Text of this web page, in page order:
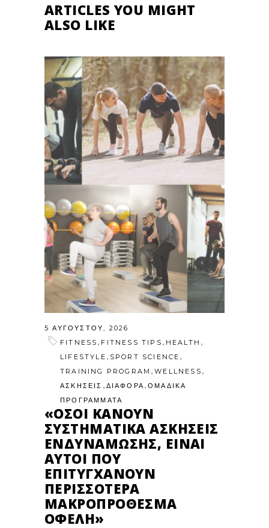
ARTICLES YOU MIGHT
ALSO LIKE
5 ΑΥΓΟΎΣΤΟΥ, 2026
FITNESS , FITNESS TIPS , HEALTH ,
LIFESTYLE , SPORT SCIENCE ,
TRAINING PROGRAM ,WELLNESS ,
ΑΣΚΗΣΕΙΣ , ΔΙΑΦΟΡΑ ,ΟΜΑΔΙΚΑ
ΠΡΟΓΡΑΜΜΑΤΑ
«ΌΣΟΙ ΚΆΝΟΥΝ
ΣΥΣΤΗΜΑΤΙΚΆ ΑΣΚΉΣΕΙΣ
ΕΝΔΥΝΆΜΩΣΗΣ, ΕΊΝΑΙ
ΑΥΤΟΊ ΠΟΥ
ΕΠΙΤΥΓΧΆΝΟΥΝ
ΠΕΡΙΣΣΌΤΕΡΑ
ΜΑΚΡΟΠΡΌΘΕΣΜΑ
ΟΦΈΛΗ»